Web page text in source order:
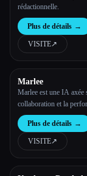
rédactionnelle.
Plus de détails →
VISITE↗︎
Marlee
Marlee est une IA axée
collaboration et la
Plus de détails →
VISITE↗︎